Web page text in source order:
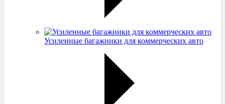
Усиленные багажники для коммерческих авто